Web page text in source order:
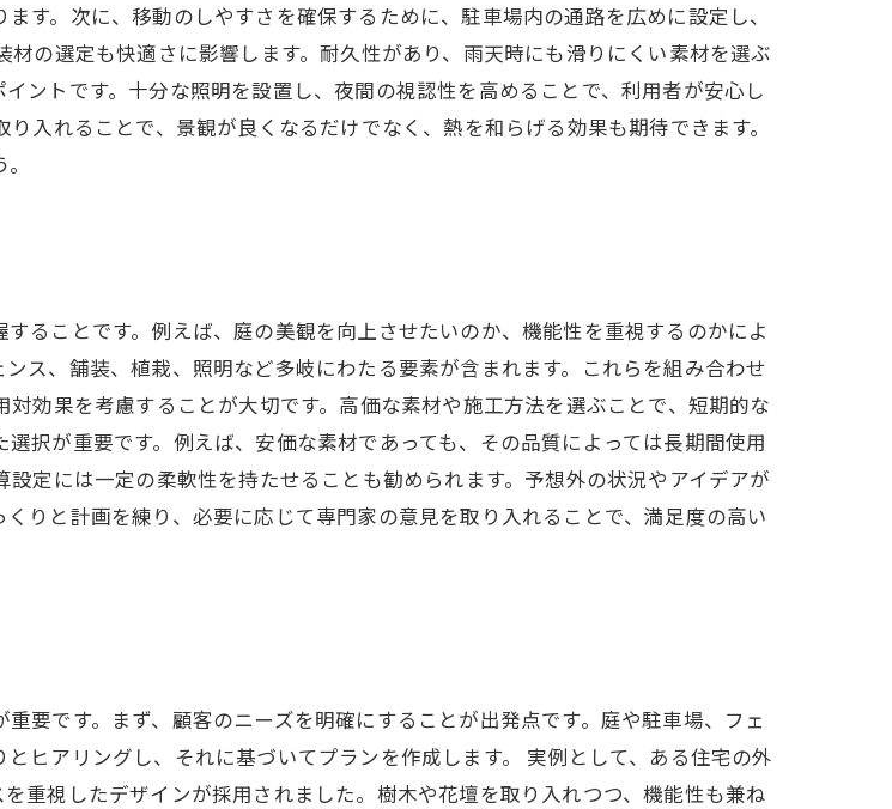
す。次に、移動のしやすさを確保するために、駐車場内の通路を広めに設定し、
の選定も快適さに影響します。耐久性があり、雨天時にも滑りにくい素材を選ぶ
ントです。十分な照明を設置し、夜間の視認性を高めることで、利用者が安心し
入れることで、景観が良くなるだけでなく、熱を和らげる効果も期待できます。
ることです。例えば、庭の美観を向上させたいのか、機能性を重視するのかによ
ス、舗装、植栽、照明など多岐にわたる要素が含まれます。これらを組み合わせ
効果を考慮することが大切です。高価な素材や施工方法を選ぶことで、短期的な
択が重要です。例えば、安価な素材であっても、その品質によっては長期間使用
定には一定の柔軟性を持たせることも勧められます。予想外の状況やアイデアが
りと計画を練り、必要に応じて専門家の意見を取り入れることで、満足度の高い
要です。まず、顧客のニーズを明確にすることが出発点です。庭や駐車場、フェ
ヒアリングし、それに基づいてプランを作成します。 実例として、ある住宅の外
重視したデザインが採用されました。樹木や花壇を取り入れつつ、機能性も兼ね